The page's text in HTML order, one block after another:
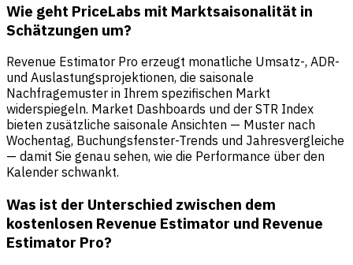
Wie geht PriceLabs mit Marktsaisonalität in
Schätzungen um?
Revenue Estimator Pro erzeugt monatliche Umsatz-, ADR-
und Auslastungsprojektionen, die saisonale
Nachfragemuster in Ihrem spezifischen Markt
widerspiegeln. Market Dashboards und der STR Index
bieten zusätzliche saisonale Ansichten — Muster nach
Wochentag, Buchungsfenster-Trends und Jahresvergleiche
— damit Sie genau sehen, wie die Performance über den
Kalender schwankt.
Was ist der Unterschied zwischen dem
kostenlosen Revenue Estimator und Revenue
Estimator Pro?